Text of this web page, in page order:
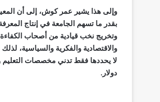
وإلى هذا يشير عمر كوش، إلى أن
بقدر ما تسهم الجامعة في إنتاج
وتخريج نخب قيادية من أصحاب الكفاءة
والاقتصادية والفكرية والسياسية،
دولار.